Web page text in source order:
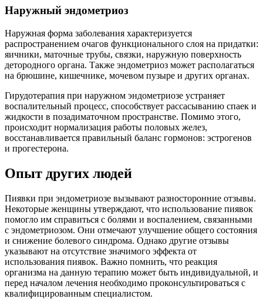
Наружный эндометриоз
Наружная форма заболевания характеризуется
распространением очагов функционального слоя на придатки:
яичники, маточные трубы, связки, наружную поверхность
детородного органа. Также эндометриоз может располагаться
на брюшине, кишечнике, мочевом пузыре и других органах.
Гирудотерапия при наружном эндометриозе устраняет
воспалительный процесс, способствует рассасыванию спаек и
жидкости в позадиматочном пространстве. Помимо этого,
происходит нормализация работы половых желез,
восстанавливается правильный баланс гормонов: эстрогенов
и прогестерона.
Опыт других людей
Пиявки при эндометриозе вызывают разносторонние отзывы.
Некоторые женщины утверждают, что использование пиявок
помогло им справиться с болями и воспалением, связанными
с эндометриозом. Они отмечают улучшение общего состояния
и снижение болевого синдрома. Однако другие отзывы
указывают на отсутствие значимого эффекта от
использования пиявок. Важно помнить, что реакция
организма на данную терапию может быть индивидуальной, и
перед началом лечения необходимо проконсультироваться с
квалифицированным специалистом.